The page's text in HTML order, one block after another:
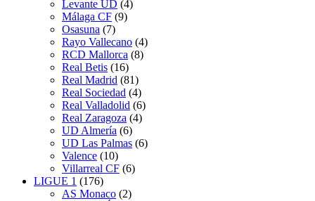
Levante UD (4)
Málaga CF (9)
Osasuna (7)
Rayo Vallecano (4)
RCD Mallorca (8)
Real Betis (16)
Real Madrid (81)
Real Sociedad (4)
Real Valladolid (6)
Real Zaragoza (4)
UD Almería (6)
UD Las Palmas (6)
Valence (10)
Villarreal CF (6)
LIGUE 1 (176)
AS Monaco (2)